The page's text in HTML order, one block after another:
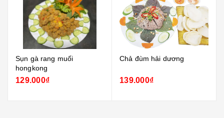
Sụn gà rang muối
hongkong
129.000₫
Chả đùm hải dương
139.000₫